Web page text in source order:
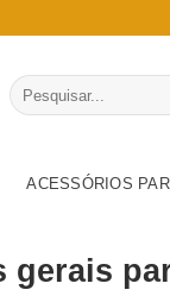
Pesquisar
por:
ACESSÓRIOS
gerais